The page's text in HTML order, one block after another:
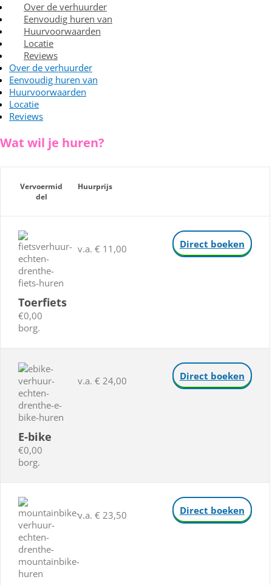
Over de verhuurder
Eenvoudig huren van
Huurvoorwaarden
Locatie
Reviews
Over de verhuurder
Eenvoudig huren van
Huurvoorwaarden
Locatie
Reviews
Wat wil je huren?
Vervoermid
del
Huurprijs
Toerfiets
€0,00
borg.
v.a. € 11,00 Direct boeken
E-bike
€0,00
borg.
v.a. € 24,00 Direct boeken
v.a. € 23,50 Direct boeken